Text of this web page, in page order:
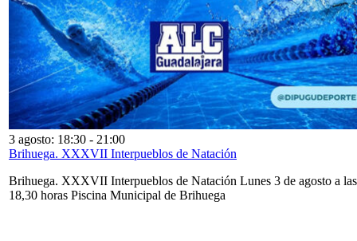
3 agosto: 18:30 - 21:00
Brihuega. XXXVII Interpueblos de Natación
Brihuega. XXXVII Interpueblos de Natación Lunes 3 de agosto a las
18,30 horas Piscina Municipal de Brihuega